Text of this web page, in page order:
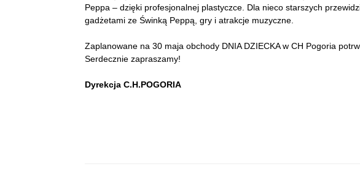
Peppa – dzięki profesjonalnej plastyczce. Dla nieco starszych
gadżetami ze Świnką Peppą, gry i atrakcje muzyczne.
Zaplanowane na 30 maja obchody DNIA DZIECKA w CH Pogoria
Serdecznie zapraszamy!
Dyrekcja C.H.POGORIA